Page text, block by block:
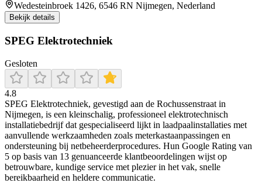
Wedesteinbroek 1426, 6546 RN Nijmegen, Nederland
Bekijk details
SPEG Elektrotechniek
Gesloten
4.8
SPEG Elektrotechniek, gevestigd aan de Rochussenstraat in
Nijmegen, is een kleinschalig, professioneel elektrotechnisch
installatiebedrijf dat gespecialiseerd lijkt in laadpaalinstallaties met
aanvullende werkzaamheden zoals meterkastaanpassingen en
ondersteuning bij netbeheerderprocedures. Hun Google Rating van
5 op basis van 13 genuanceerde klantbeoordelingen wijst op
betrouwbare, kundige service met plezier in het vak, snelle
bereikbaarheid en heldere communicatie.